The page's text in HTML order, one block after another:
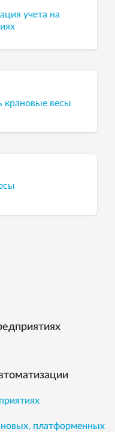
учета на
крановые весы
платформенных